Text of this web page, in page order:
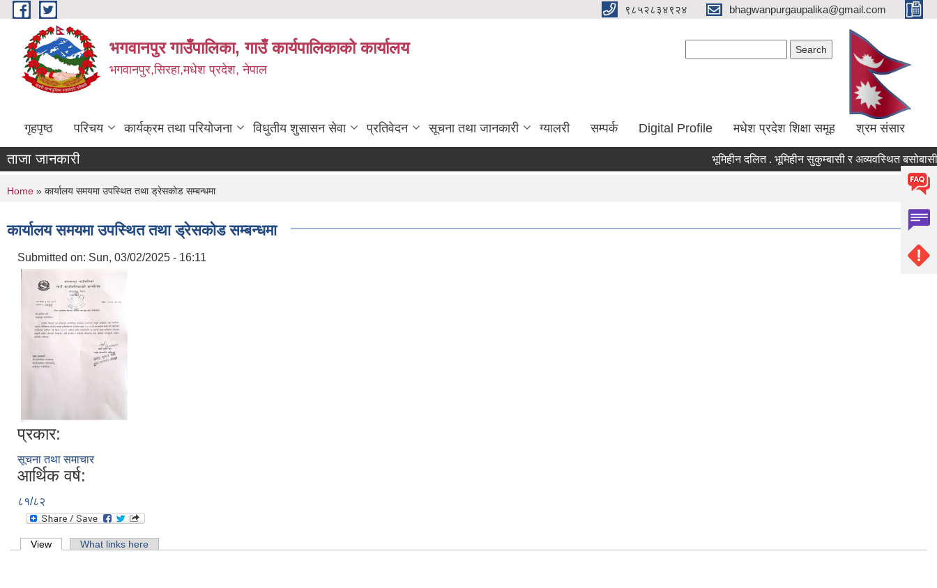
Skip to main content ९८५२८३४९२४ bhagwanpurgaupalika@gmail.com
भगवानपुर गाउँपालिका, गाउँ कार्यपालिकाको कार्यालय
भगवानपुर,सिरहा,मधेश प्रदेश, नेपाल
गृहपृष्ठ परिचय कार्यक्रम तथा परियोजना विधुतीय शुसासन सेवा प्रतिवेदन सूचना तथा जानकारी ग्यालरी सम्पर्क Digital Profile मधेश प्रदेश शिक्षा समूह श्रम संसार
ताजा जानकारी भूमिहीन दलित . भूमिहीन सुकुम्बासी र अव्यवस्थित बसोबासीले
You are here
Home » कार्यालय समयमा उपस्थित तथा ड्रेसकोड सम्बन्धमा
कार्यालय समयमा उपस्थित तथा ड्रेसकोड सम्बन्धमा
Submitted on: Sun, 03/02/2025 - 16:11
प्रकार:
सूचना तथा समाचार
आर्थिक वर्ष:
८१/८२
Primary tabs
View (active tab)What links here